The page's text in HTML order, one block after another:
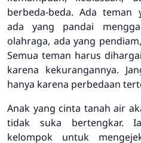
berbeda-beda. Ada teman
ada yang pandai
olahraga, ada yang
Semua teman harus
karena kekurangannya.
hanya karena perbedaan
Anak yang cinta tanah air
tidak suka bertengkar.
kelompok untuk